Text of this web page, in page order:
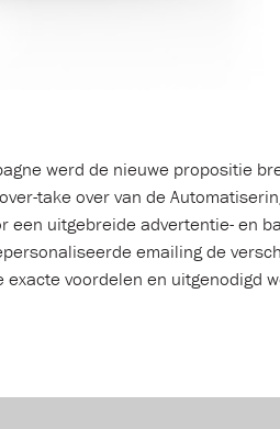
werd de nieuwe propositie
take over van de
een uitgebreide advertentie- en
emailing de
voordelen en uitgenodigd